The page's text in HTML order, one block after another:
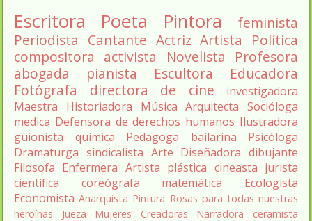
Escritora Poeta Pintora
feminista
Periodista Cantante Actriz Artista
Política
compositora activista Novelista
Profesora
abogada
pianista Escultora
Educadora
Fotógrafa
directora de cine
investigadora
Maestra
Historiadora Música Arquitecta Socióloga
medica Defensora de derechos humanos Ilustradora
guionista
química Pedagoga bailarina
Psicóloga
Dramaturga sindicalista Arte Diseñadora dibujante
Filosofa Enfermera Artista plástica cineasta jurista
científica
coreógrafa matemática
Ecologista
Economista Anarquista Pintura Rosas para todas nuestras
heroínas
Jueza Mujeres Creadoras Narradora
ceramista